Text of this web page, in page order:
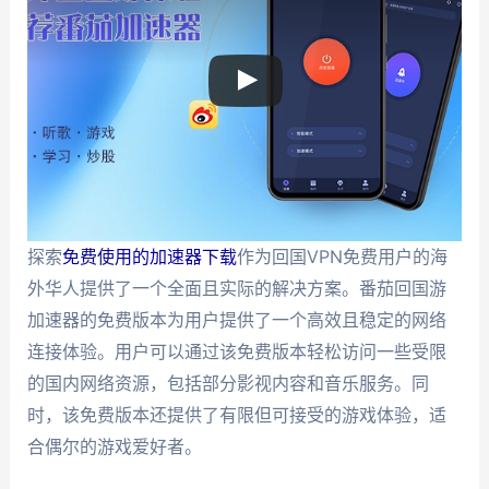
探索免费使用的加速器下载作为回国VPN免费用户的海
外华人提供了一个全面且实际的解决方案。番茄回国游
加速器的免费版本为用户提供了一个高效且稳定的网络
连接体验。用户可以通过该免费版本轻松访问一些受限
的国内网络资源，包括部分影视内容和音乐服务。同
时，该免费版本还提供了有限但可接受的游戏体验，适
合偶尔的游戏爱好者。